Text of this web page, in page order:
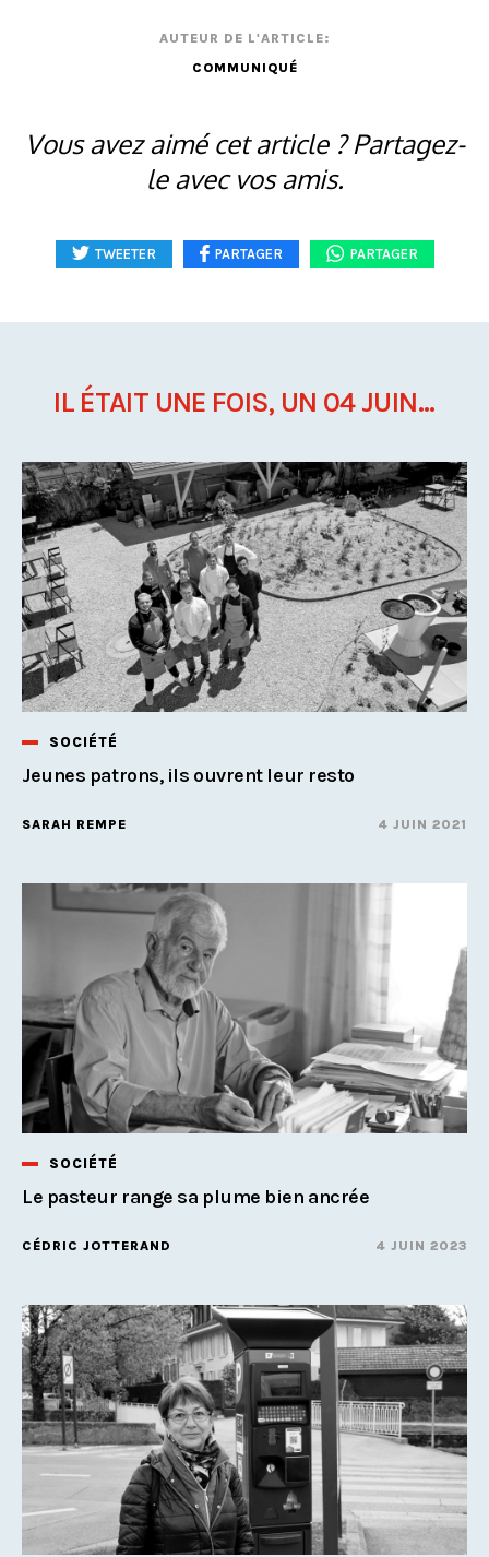
AUTEUR DE L'ARTICLE:
COMMUNIQUÉ
Vous avez aimé cet article ? Partagez-
le avec vos amis.
TWEETER PARTAGER PARTAGER
IL ÉTAIT UNE FOIS, UN 04 JUIN...
SOCIÉTÉ
Jeunes patrons, ils ouvrent leur resto
SARAH REMPE 4 JUIN 2021
SOCIÉTÉ
Le pasteur range sa plume bien ancrée
CÉDRIC JOTTERAND 4 JUIN 2023